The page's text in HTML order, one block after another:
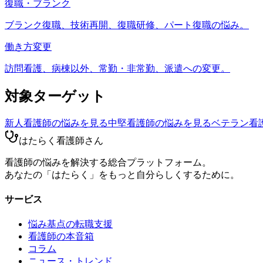
復職・ブランク
ブランク復職、技術再開、復職研修、パート復職の悩み。
働き方変更
訪問看護、病棟以外、常勤・非常勤、派遣への変更。
対象ターゲット
新人看護師の悩みを見る中堅看護師の悩みを見るベテラン看
はたらく看護師さん
看護師の悩みを解決する総合プラットフォーム。
あなたの「はたらく」をもっと自分らしくするために。
サービス
悩み基点の転職支援
看護師の本音箱
コラム